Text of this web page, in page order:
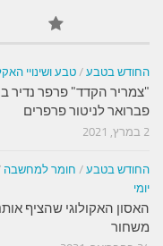
החודש בטבע /טבע ושינויי
"צמריר הקדד" פרפר
פברואר לניטור פרפרים
2 במרץ, 2021
החודש בטבע / חומר למחשבה
יומי
האסון האקולוגי שהציף
משחור